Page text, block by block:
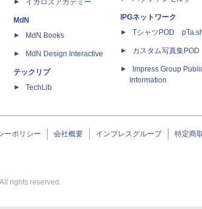
イカロスアカデミー
MdN
MdN Books
MdN Design Interactive
テックリブ
TechLib
IPGネットワーク
TシャツPOD
カスタム写真集
Impress Group
Information
ーポリシー 会社概要 インプレスグループ 特定商
rights reserved.